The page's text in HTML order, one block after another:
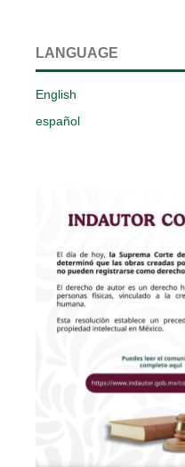
LANGUAGE
English
español